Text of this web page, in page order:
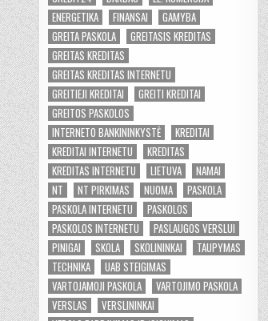
ENERGETIKA
FINANSAI
GAMYBA
GREITA PASKOLA
GREITASIS KREDITAS
GREITAS KREDITAS
GREITAS KREDITAS INTERNETU
GREITIEJI KREDITAI
GREITI KREDITAI
GREITOS PASKOLOS
INTERNETO BANKININKYSTĖ
KREDITAI
KREDITAI INTERNETU
KREDITAS
KREDITAS INTERNETU
LIETUVA
NAMAI
NT
NT PIRKIMAS NUOMA
PASKOLA
PASKOLA INTERNETU
PASKOLOS
PASKOLOS INTERNETU
PASLAUGOS VERSLUI
PINIGAI
SKOLA SKOLININKAI
TAUPYMAS
TECHNIKA
UAB STEIGIMAS
VARTOJAMOJI PASKOLA
VARTOJIMO PASKOLA
VERSLAS
VERSLININKAI